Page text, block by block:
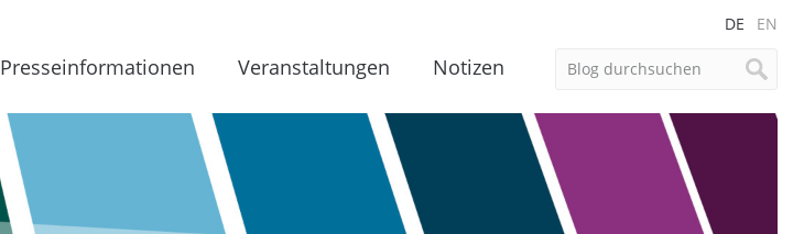
DE EN
Presseinformationen Veranstaltungen Notizen